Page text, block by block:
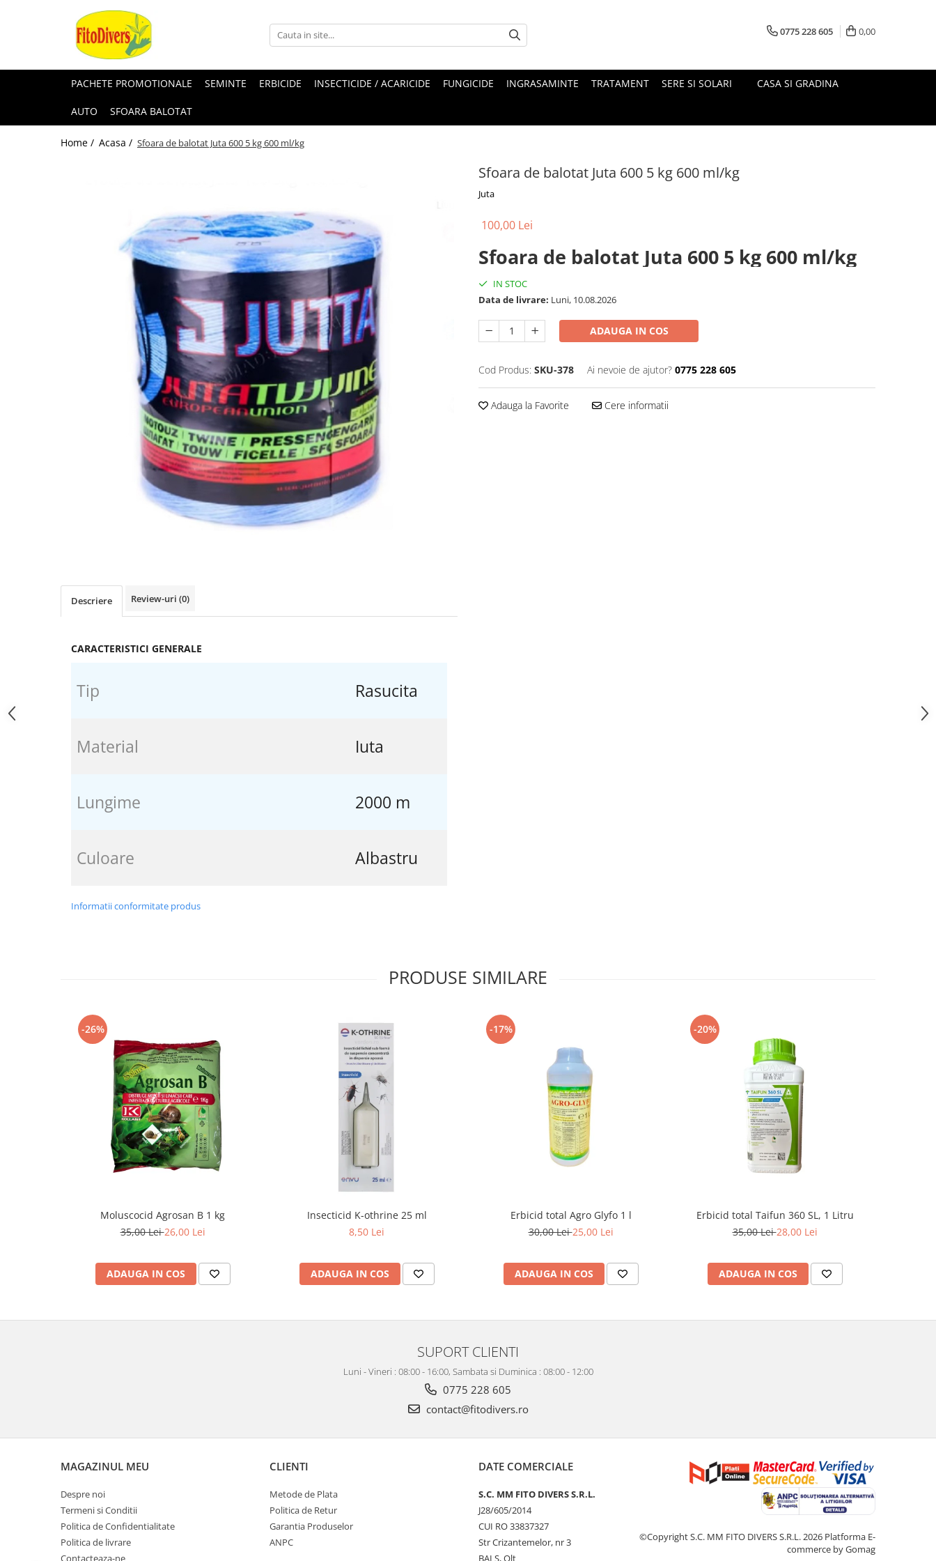
0775 228 605 0,00
PACHETE PROMOTIONALE SEMINTE ERBICIDE INSECTICIDE / ACARICIDE FUNGICIDE INGRASAMINTE TRATAMENT SERE SI SOLARI CASA SI GRADINA
AUTO SFOARA BALOTAT
Home / Acasa / Sfoara de balotat Juta 600 5 kg 600 ml/kg
Sfoara de balotat Juta 600 5 kg 600 ml/kg
Juta
100,00 Lei
Sfoara de balotat Juta 600 5 kg 600 ml/kg
IN STOC
Data de livrare: Luni, 10.08.2026
ADAUGA IN COS
Cod Produs: SKU-378 Ai nevoie de ajutor? 0775 228 605
Adauga la Favorite Cere informatii
Descriere Review-uri (0)
CARACTERISTICI GENERALE
Tip Rasucita
Material Iuta
Lungime 2000 m
Culoare Albastru
Informatii conformitate produs
PRODUSE SIMILARE
-26%
Moluscocid Agrosan B 1 kg
35,00 Lei26,00 Lei
ADAUGA IN COS
Insecticid K-othrine 25 ml
8,50 Lei
ADAUGA IN COS
-17%
Erbicid total Agro Glyfo 1 l
30,00 Lei25,00 Lei
ADAUGA IN COS
-20%
Erbicid total Taifun 360 SL, 1 Litru
35,00 Lei28,00 Lei
ADAUGA IN COS
SUPORT CLIENTI
Luni - Vineri : 08:00 - 16:00, Sambata si Duminica : 08:00 - 12:00
0775 228 605
contact@fitodivers.ro
MAGAZINUL MEU
Despre noi
Termeni si Conditii
Politica de Confidentialitate
Politica de livrare
Contacteaza-ne
CLIENTI
Metode de Plata
Politica de Retur
Garantia Produselor
ANPC
DATE COMERCIALE
S.C. MM FITO DIVERS S.R.L.
J28/605/2014
CUI RO 33837327
Str Crizantemelor, nr 3
BALS, Olt
©Copyright S.C. MM FITO DIVERS S.R.L. 2026 Platforma E-
commerce by Gomag